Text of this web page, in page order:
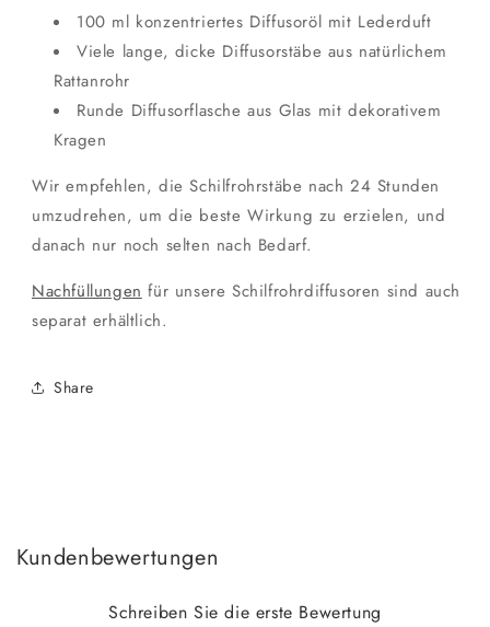
100 ml konzentriertes Diffusoröl mit Lederduft
Viele lange, dicke Diffusorstäbe aus natürlichem
Rattanrohr
Runde Diffusorflasche aus Glas mit dekorativem
Kragen
Wir empfehlen, die Schilfrohrstäbe nach 24 Stunden
umzudrehen, um die beste Wirkung zu erzielen, und
danach nur noch selten nach Bedarf.
Nachfüllungen für unsere Schilfrohrdiffusoren sind auch
separat erhältlich.
Share
Kundenbewertungen
Schreiben Sie die erste Bewertung